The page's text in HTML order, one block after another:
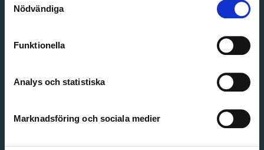
Nödvändiga
Funktionella
Analys och statistiska
Marknadsföring och sociala medier
Customer service